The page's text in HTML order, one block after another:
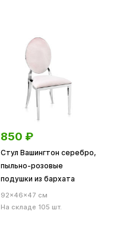
850 ₽
Стул Вашингтон серебро,
пыльно-розовые
подушки из бархата
92×46×47 см
На складе 105 шт.